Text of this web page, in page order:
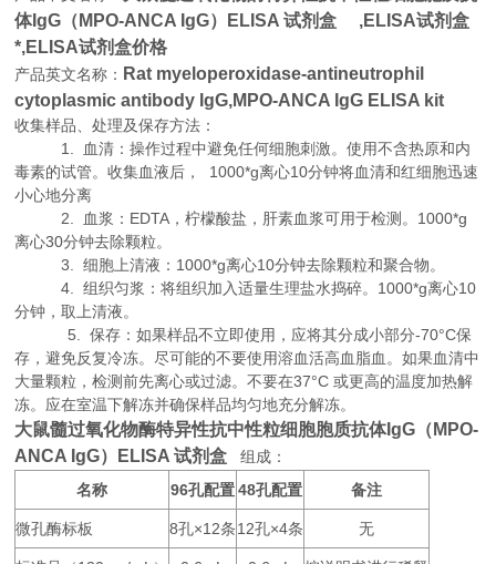
体IgG（MPO-ANCA IgG）ELISA 试剂盒 ,ELISA试剂盒
*,ELISA试剂盒价格
产品英文名称： Rat myeloperoxidase-antineutrophil
cytoplasmic antibody IgG,MPO-ANCA IgG ELISA kit
收集样品、处理及保存方法：
1. 血清：操作过程中避免任何细胞刺激。使用不含热原和内
毒素的试管。收集血液后， 1000*g离心10分钟将血清和红细胞迅速
小心地分离
2. 血浆：EDTA，柠檬酸盐，肝素血浆可用于检测。1000*g
离心30分钟去除颗粒。
3. 细胞上清液：1000*g离心10分钟去除颗粒和聚合物。
4. 组织匀浆：将组织加入适量生理盐水捣碎。1000*g离心10
分钟，取上清液。
5. 保存：如果样品不立即使用，应将其分成小部分-70°C保
存，避免反复冷冻。尽可能的不要使用溶血活高血脂血。如果血清中
大量颗粒，检测前先离心或过滤。不要在37°C 或更高的温度加热解
冻。应在室温下解冻并确保样品均匀地充分解冻。
大鼠髓过氧化物酶特异性抗中性粒细胞胞质抗体IgG（MPO-
ANCA IgG）ELISA 试剂盒组成：
名称
96孔配置 48孔配置 备注
微孔酶标板 8孔×12条 12孔×4条 无